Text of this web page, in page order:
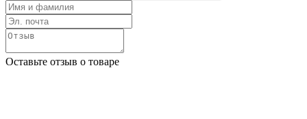
Оставьте отзыв о товаре